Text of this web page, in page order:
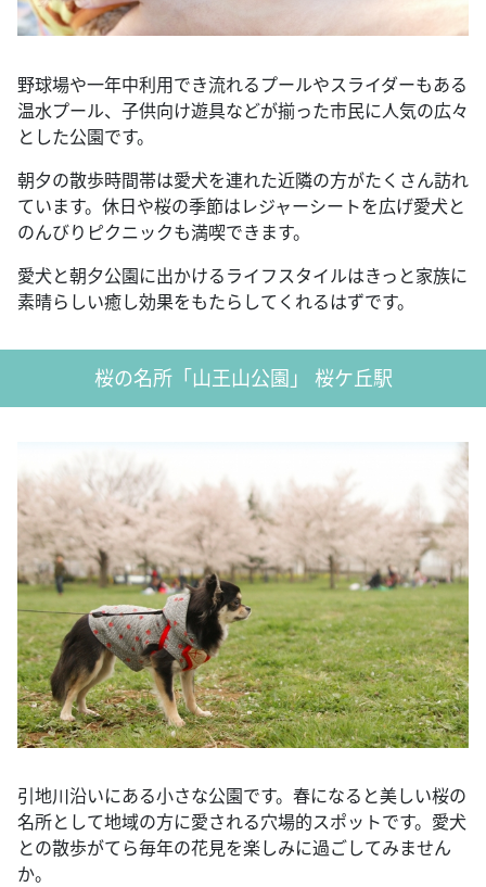
野球場や一年中利用でき流れるプールやスライダーもある
温水プール、子供向け遊具などが揃った市民に人気の広々
とした公園です。
朝夕の散歩時間帯は愛犬を連れた近隣の方がたくさん訪れ
ています。休日や桜の季節はレジャーシートを広げ愛犬と
のんびりピクニックも満喫できます。
愛犬と朝夕公園に出かけるライフスタイルはきっと家族に
素晴らしい癒し効果をもたらしてくれるはずです。
桜の名所「山王山公園」 桜ケ丘駅
引地川沿いにある小さな公園です。春になると美しい桜の
名所として地域の方に愛される穴場的スポットです。愛犬
との散歩がてら毎年の花見を楽しみに過ごしてみません
か。